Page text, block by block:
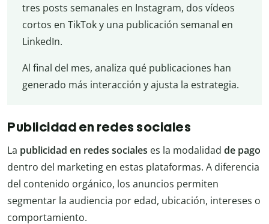
tres posts semanales en Instagram, dos vídeos
cortos en TikTok y una publicación semanal en
LinkedIn.
Al final del mes, analiza qué publicaciones han
generado más interacción y ajusta la estrategia.
Publicidad en redes sociales
La publicidad en redes sociales es la modalidad de pago
dentro del marketing en estas plataformas. A diferencia
del contenido orgánico, los anuncios permiten
segmentar la audiencia por edad, ubicación, intereses o
comportamiento.